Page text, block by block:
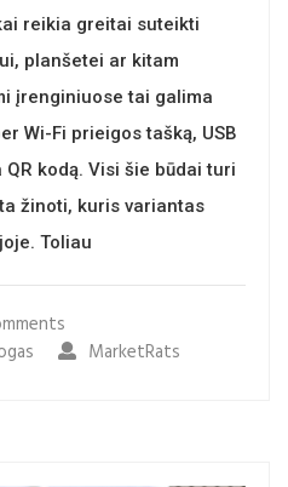
reikia greitai suteikti
planšetei ar kitam
įrenginiuose tai galima
Wi-Fi prieigos tašką, USB
kodą. Visi šie būdai turi
žinoti, kuris variantas
Toliau
MarketRats